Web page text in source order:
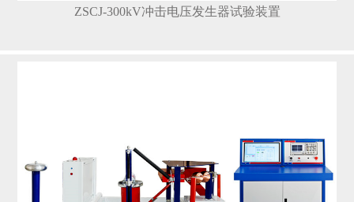
ZSCJ-300kV冲击电压发生器试验装置